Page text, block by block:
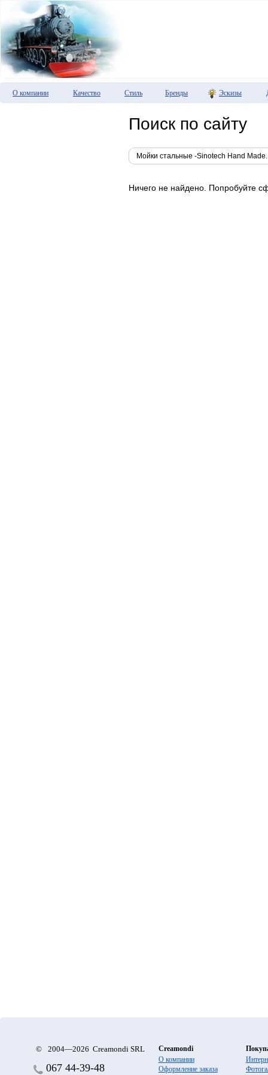
О компании Качество Стиль Бренды Эскизы
Поиск по сайту
Ничего не найдено. Попробуйте
© 2004—2026 Creamondi SRL
067 44-39-48
Creamondi
О компании
Оформление заказа